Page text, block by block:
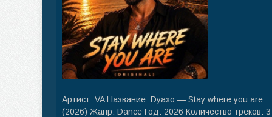
Артист: VA Название: Dyaxo — Stay where you are
(2026) Жанр: Dance Год: 2026 Количество треков: 3